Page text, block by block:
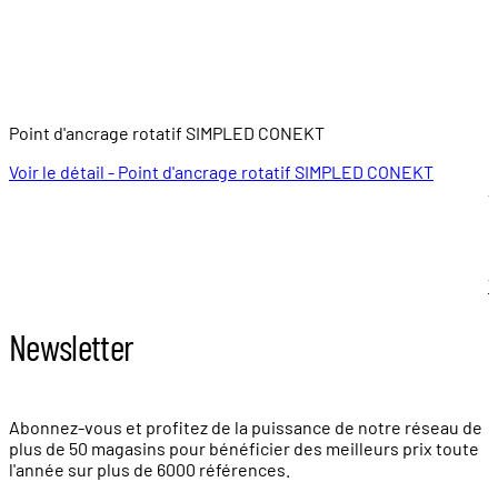
Point d'ancrage rotatif SIMPLED CONEKT
Voir le détail - Point d'ancrage rotatif SIMPLED CONEKT
Newsletter
Abonnez-vous et profitez de la puissance de notre réseau de
plus de 50 magasins pour bénéficier des meilleurs prix toute
l'année sur plus de 6000 références.